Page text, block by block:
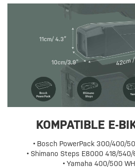
KOMPATIBLE E-
• Bosch PowerPack 300/400/
• Shimano Steps E8000 418/
• Yamaha 400/500